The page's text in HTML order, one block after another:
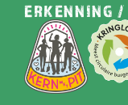
ERKENNING